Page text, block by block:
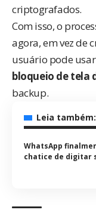
criptografados.
Com isso, o
agora, em vez de
usuário pode
bloqueio de tela
backup.
Leia também:
WhatsApp
chatice de digitar